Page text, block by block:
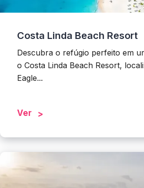
Costa Linda Beach Resort
Descubra o refúgio perfeito em
o Costa Linda Beach Resort,
Eagle...
Ver